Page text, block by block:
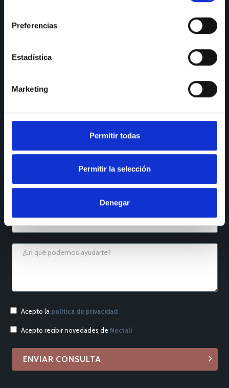
Preferencias
Estadística
Marketing
Permitir todas
Permitir la selección
Denegar
SÍGUENOS
Instagram
Acepto la política de privacidad
Acepto recibir novedades de Nectali